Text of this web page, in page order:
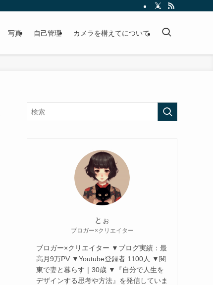
写真 自己管理 カメラを構えてについて
とぉ
ブロガー×クリエイター
ブロガー×クリエイター ▼ブログ実績：最
高月9万PV ▼Youtube登録者 1100人 ▼関
東で妻と暮らす｜30歳 ▼『自分で人生を
デザインする思考や方法』を発信していま